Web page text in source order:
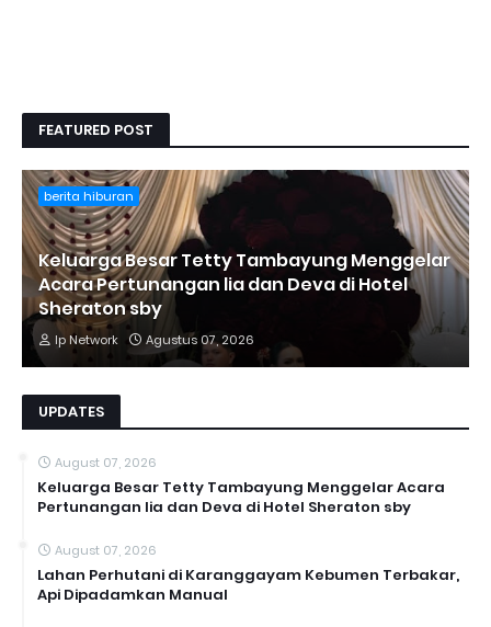
FEATURED POST
berita hiburan
Keluarga Besar Tetty Tambayung Menggelar
Acara Pertunangan lia dan Deva di Hotel
Sheraton sby
Ip Network Agustus 07, 2026
UPDATES
August 07, 2026
Keluarga Besar Tetty Tambayung Menggelar Acara
Pertunangan lia dan Deva di Hotel Sheraton sby
August 07, 2026
Lahan Perhutani di Karanggayam Kebumen Terbakar,
Api Dipadamkan Manual